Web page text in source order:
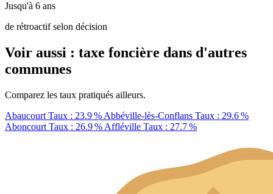
Jusqu'à 6 ans
de rétroactif selon décision
Voir aussi : taxe foncière dans d'autres
communes
Comparez les taux pratiqués ailleurs.
Abaucourt Taux : 23.9 % Abbéville-lès-Conflans Taux : 29.6 %
Aboncourt Taux : 26.9 % Affléville Taux : 27.7 %